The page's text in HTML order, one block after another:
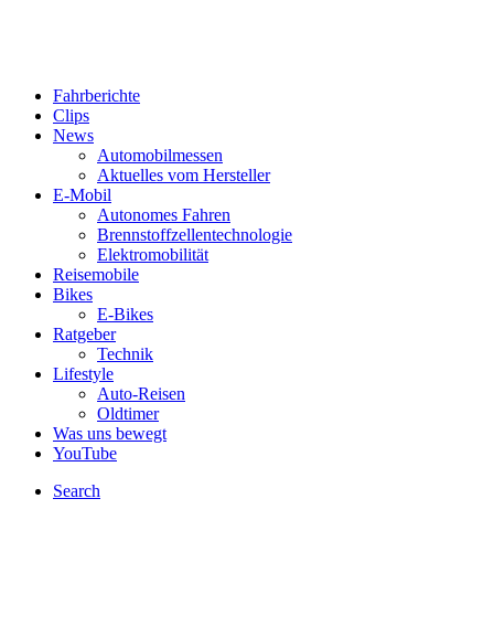
Fahrberichte
Clips
News
Automobilmessen
Aktuelles vom Hersteller
E-Mobil
Autonomes Fahren
Brennstoffzellentechnologie
Elektromobilität
Reisemobile
Bikes
E-Bikes
Ratgeber
Technik
Lifestyle
Auto-Reisen
Oldtimer
Was uns bewegt
YouTube
Search